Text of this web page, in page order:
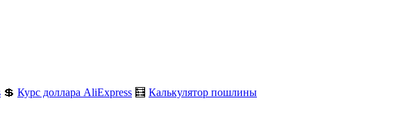
💲 Курс доллара AliExpress 🧮 Калькулятор пошлины